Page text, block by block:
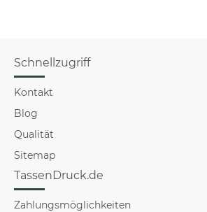
Schnellzugriff
Kontakt
Blog
Qualität
Sitemap
TassenDruck.de
Zahlungsmöglichkeiten